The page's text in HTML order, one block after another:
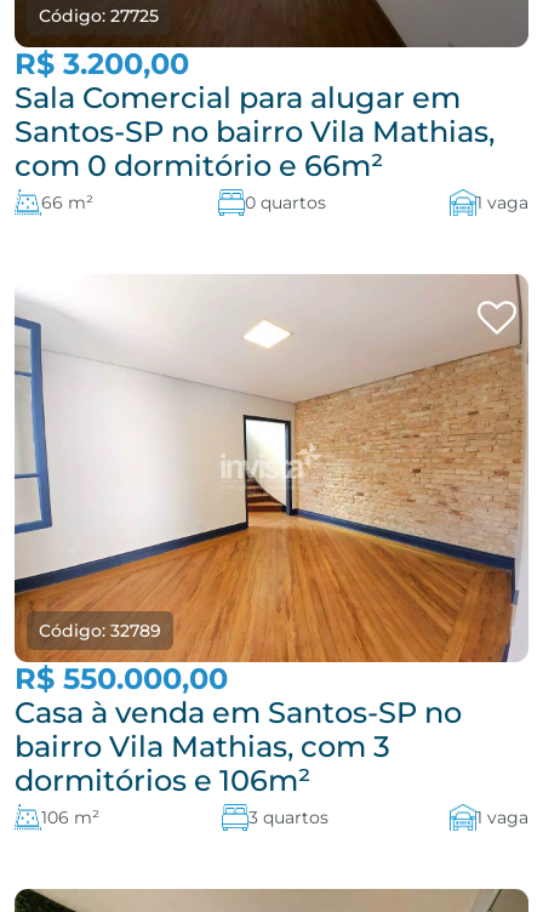
Código: 27725
R$ 3.200,00
Sala Comercial para alugar em
Santos-SP no bairro Vila Mathias,
com 0 dormitório e 66m²
66 m² 0 quartos 1 vaga
Código: 32789
R$ 550.000,00
Casa à venda em Santos-SP no
bairro Vila Mathias, com 3
dormitórios e 106m²
106 m² 3 quartos 1 vaga